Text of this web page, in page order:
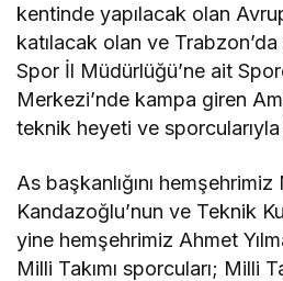
kentinde yapılacak olan
katılacak olan ve
Spor İl Müdürlüğü’ne ait
Merkezi’nde kampa giren
teknik heyeti ve sporcularıyla
As başkanlığını hemşehrimiz
Kandazoğlu’nun ve Teknik
yine hemşehrimiz Ahmet
Milli Takımı sporcuları; Milli